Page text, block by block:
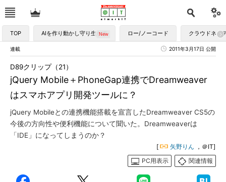
TOP AIを作り動かし守り生かす ロー/ノーコード クラウドネイ
連載 2011年3月17日 公開
jQuery Mobile＋PhoneGap連携でDreamweaver
はスマホアプリ開発ツールに？
D89クリップ（21）
jQuery Mobileとの連携機能搭載を宣言したDreamweaver CS5の
今後の方向性や便利機能について聞いた。Dreamweaverは
「IDE」になってしまうのか？
[ 矢野りん ，＠IT]
PC用表示
関連情報